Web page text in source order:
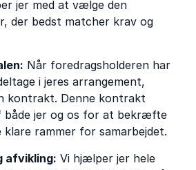
jer med at vælge den
der bedst matcher krav og
Når foredragsholderen har
i jeres arrangement,
kontrakt. Denne kontrakt
både jer og os for at bekræfte
klare rammer for samarbejdet.
afvikling: Vi hjælper jer hele